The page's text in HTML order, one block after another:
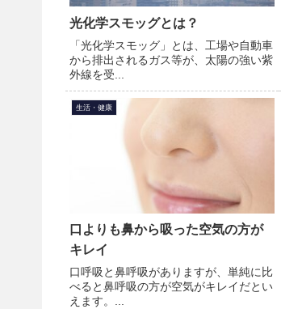
光化学スモッグとは？
「光化学スモッグ」とは、工場や自動車
から排出されるガス等が、太陽の強い紫
外線を受...
生活・健康
口よりも鼻から吸った空気の方が
キレイ
口呼吸と鼻呼吸がありますが、単純に比
べると鼻呼吸の方が空気がキレイだとい
えます。...